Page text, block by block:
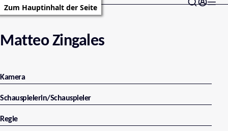
Zum Hauptinhalt der Seite
Matteo Zingales
Kamera
Schauspielerin/Schauspieler
Regie